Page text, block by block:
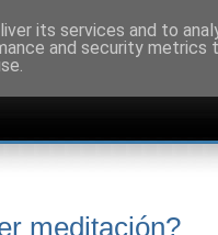
meditación?
its services and to
and security